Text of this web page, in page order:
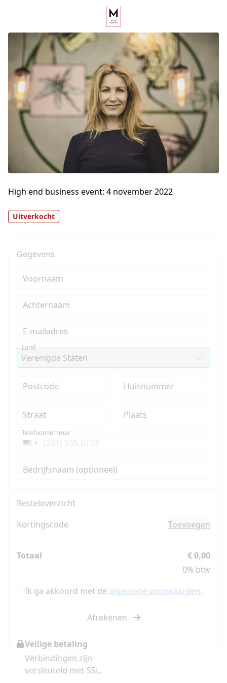
High end business event: 4 november 2022
Uitverkocht
Gegevens
Voornaam
Achternaam
E-mailadres
Land
Postcode Huisnummer
Straat Plaats
Verenigde
+1
Telefoonnummer
Bedrijfsnaam (optioneel)
Besteloverzicht
Kortingscode
Toevoegen
Totaal
€ 0,00
0% btw
Ik ga akkoord met de algemene voorwaarden.
Afrekenen
Veilige betaling
Verbindingen zijn
versleuteld met SSL.